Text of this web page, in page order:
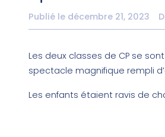
Publié le décembre 21, 2023
Les deux classes de CP se
spectacle magnifique rempli
Les enfants étaient ravis de